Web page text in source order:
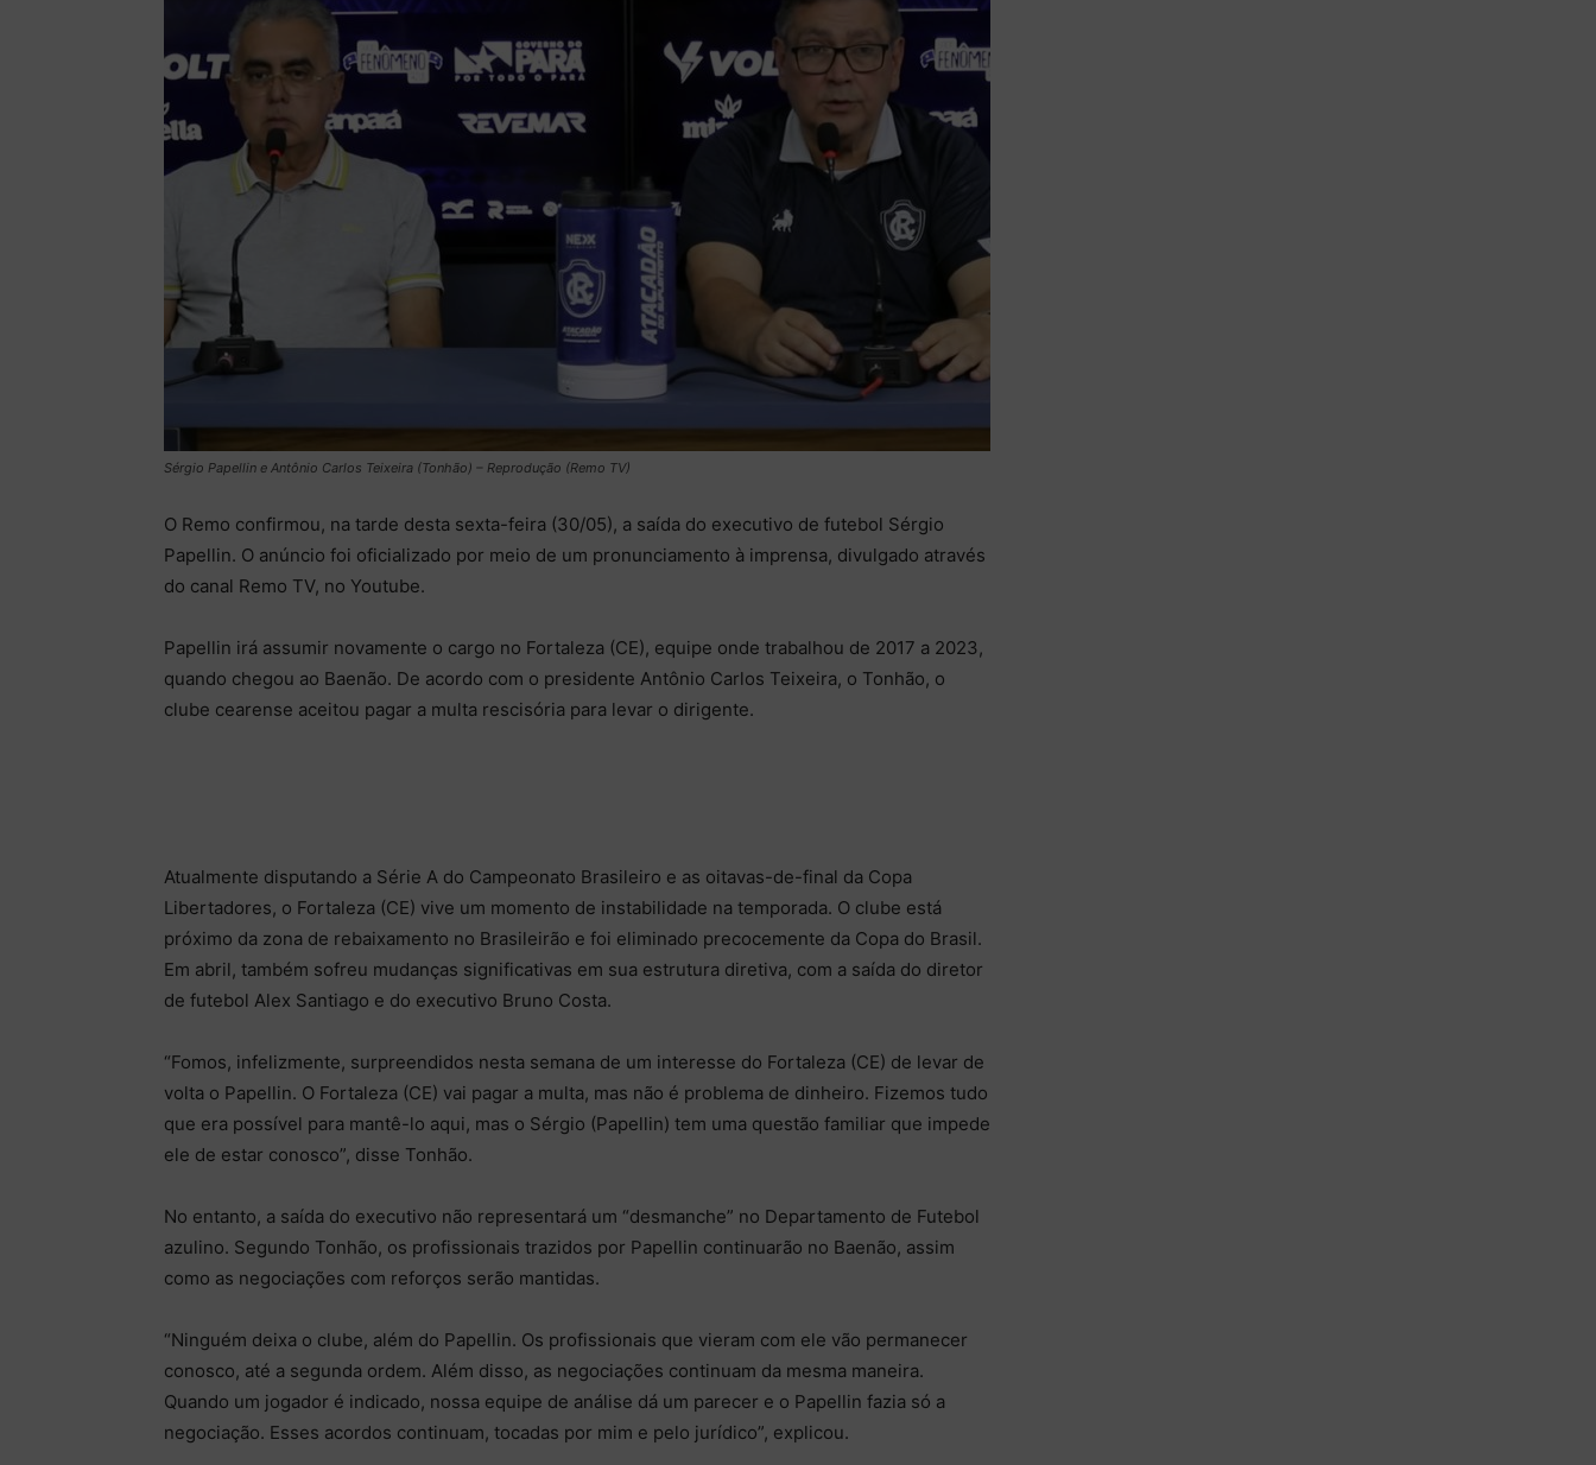
Sérgio Papellin e Antônio Carlos Teixeira (Tonhão) – Reprodução (Remo TV)
O Remo confirmou, na tarde desta sexta-feira (30/05), a saída do executivo de futebol Sérgio
Papellin. O anúncio foi oficializado por meio de um pronunciamento à imprensa, divulgado através
do canal Remo TV, no Youtube.
Papellin irá assumir novamente o cargo no Fortaleza (CE), equipe onde trabalhou de 2017 a 2023,
quando chegou ao Baenão. De acordo com o presidente Antônio Carlos Teixeira, o Tonhão, o
clube cearense aceitou pagar a multa rescisória para levar o dirigente.
Atualmente disputando a Série A do Campeonato Brasileiro e as oitavas-de-final da Copa
Libertadores, o Fortaleza (CE) vive um momento de instabilidade na temporada. O clube está
próximo da zona de rebaixamento no Brasileirão e foi eliminado precocemente da Copa do Brasil.
Em abril, também sofreu mudanças significativas em sua estrutura diretiva, com a saída do diretor
de futebol Alex Santiago e do executivo Bruno Costa.
“Fomos, infelizmente, surpreendidos nesta semana de um interesse do Fortaleza (CE) de levar de
volta o Papellin. O Fortaleza (CE) vai pagar a multa, mas não é problema de dinheiro. Fizemos tudo
que era possível para mantê-lo aqui, mas o Sérgio (Papellin) tem uma questão familiar que impede
ele de estar conosco”, disse Tonhão.
No entanto, a saída do executivo não representará um “desmanche” no Departamento de Futebol
azulino. Segundo Tonhão, os profissionais trazidos por Papellin continuarão no Baenão, assim
como as negociações com reforços serão mantidas.
“Ninguém deixa o clube, além do Papellin. Os profissionais que vieram com ele vão permanecer
conosco, até a segunda ordem. Além disso, as negociações continuam da mesma maneira.
Quando um jogador é indicado, nossa equipe de análise dá um parecer e o Papellin fazia só a
negociação. Esses acordos continuam, tocadas por mim e pelo jurídico”, explicou.